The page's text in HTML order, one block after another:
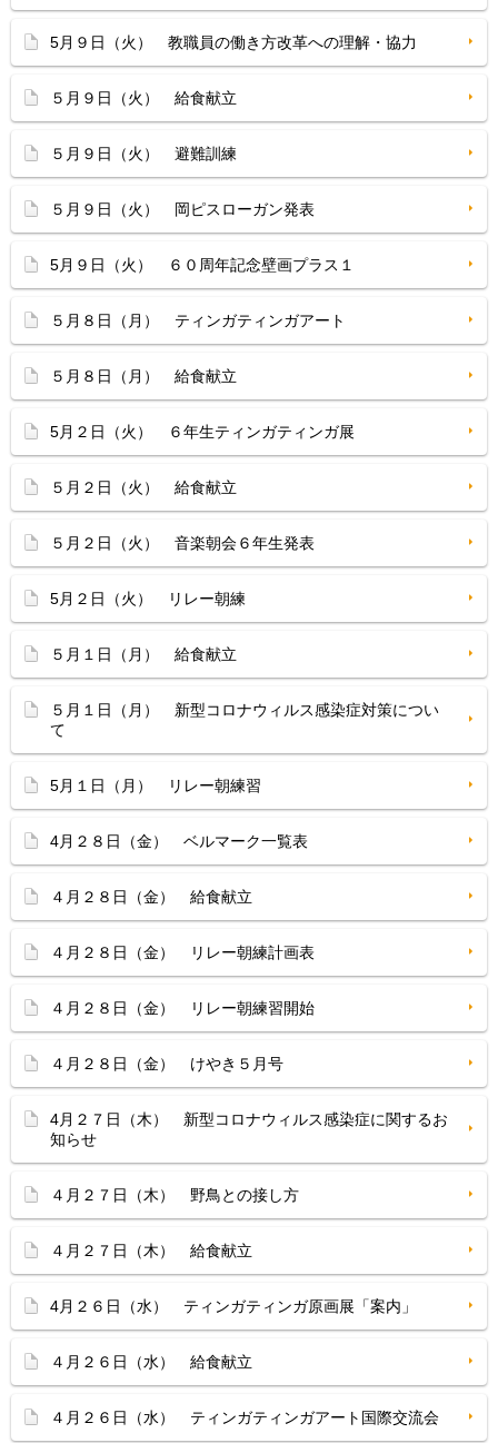
5月９日（火） 教職員の働き方改革への理解・協力
５月９日（火） 給食献立
５月９日（火） 避難訓練
５月９日（火） 岡ピスローガン発表
5月９日（火） ６０周年記念壁画プラス１
５月８日（月） ティンガティンガアート
５月８日（月） 給食献立
5月２日（火） ６年生ティンガティンガ展
５月２日（火） 給食献立
５月２日（火） 音楽朝会６年生発表
5月２日（火） リレー朝練
５月１日（月） 給食献立
５月１日（月） 新型コロナウィルス感染症対策につい
て
5月１日（月） リレー朝練習
4月２８日（金） ベルマーク一覧表
４月２８日（金） 給食献立
４月２８日（金） リレー朝練計画表
４月２８日（金） リレー朝練習開始
４月２８日（金） けやき５月号
4月２７日（木） 新型コロナウィルス感染症に関するお
知らせ
４月２７日（木） 野鳥との接し方
４月２７日（木） 給食献立
4月２６日（水） ティンガティンガ原画展「案内」
４月２６日（水） 給食献立
４月２６日（水） ティンガティンガアート国際交流会